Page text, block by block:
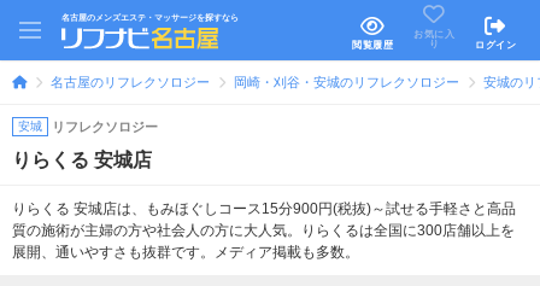
名古屋のメンズエステ・マッサージを探すなら
閲覧履歴
お気に入
り
ログイン
名古屋のリフレクソロジー 岡崎・刈谷・安城のリフレクソロジー 安城のリ
安城 リフレクソロジー
りらくる 安城店
りらくる 安城店は、もみほぐしコース15分900円(税抜)～試せる手軽さと高品
質の施術が主婦の方や社会人の方に大人気。りらくるは全国に300店舗以上を
展開、通いやすさも抜群です。メディア掲載も多数。